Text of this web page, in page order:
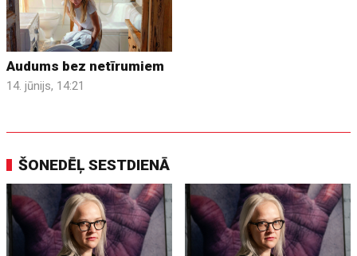
Audums bez netīrumiem
14. jūnijs, 14:21
ŠONEDĒĻ SESTDIENĀ